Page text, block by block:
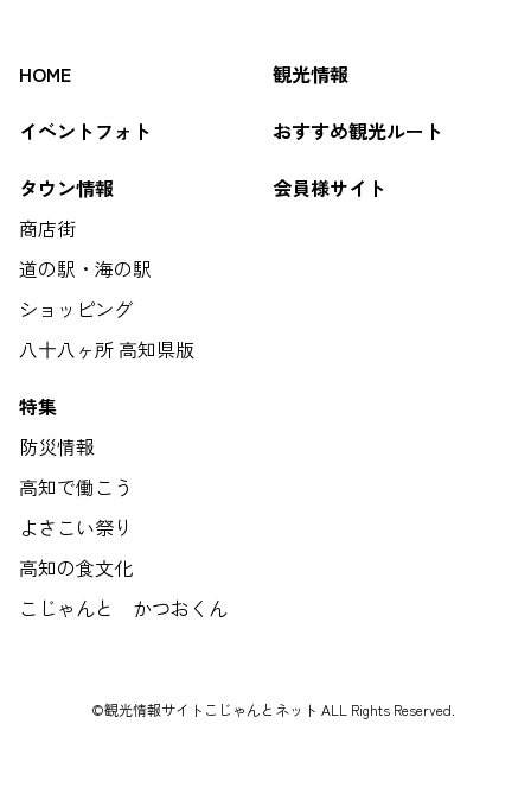
HOME
観光情報
イベントフォト
おすすめ観光ルート
タウン情報
商店街
道の駅・海の駅
ショッピング
八十八ヶ所 高知県版
会員様サイト
特集
防災情報
高知で働こう
よさこい祭り
高知の食文化
こじゃんと かつおくん
©観光情報サイトこじゃんとネット ALL Rights Reserved.